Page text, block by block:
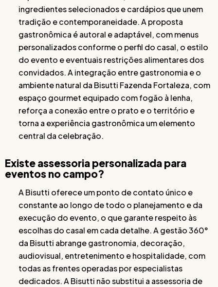
ingredientes selecionados e cardápios que unem
tradição e contemporaneidade. A proposta
gastronômica é autoral e adaptável, com menus
personalizados conforme o perfil do casal, o estilo
do evento e eventuais restrições alimentares dos
convidados. A integração entre gastronomia e o
ambiente natural da Bisutti Fazenda Fortaleza, com
espaço gourmet equipado com fogão à lenha,
reforça a conexão entre o prato e o território e
torna a experiência gastronômica um elemento
central da celebração.
Existe assessoria personalizada para
eventos no campo?
A Bisutti oferece um ponto de contato único e
constante ao longo de todo o planejamento e da
execução do evento, o que garante respeito às
escolhas do casal em cada detalhe. A gestão 360°
da Bisutti abrange gastronomia, decoração,
audiovisual, entretenimento e hospitalidade, com
todas as frentes operadas por especialistas
dedicados. A Bisutti não substitui a assessoria de